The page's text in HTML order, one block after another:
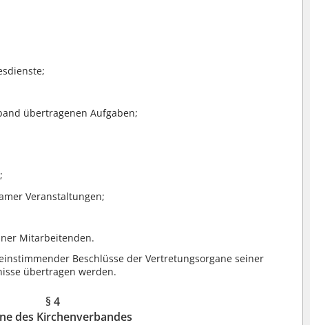
übertragenen Aufgaben;
Veranstaltungen;
Mitarbeitenden.
Beschlüsse der Vertretungsorgane seiner
übertragen werden.
§ 4
des Kirchenverbandes